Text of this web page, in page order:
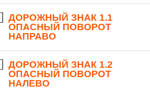
ДОРОЖНЫЙ ЗНАК 1.1
ОПАСНЫЙ ПОВОРОТ
НАПРАВО
ДОРОЖНЫЙ ЗНАК 1.2
ОПАСНЫЙ ПОВОРОТ
НАЛЕВО